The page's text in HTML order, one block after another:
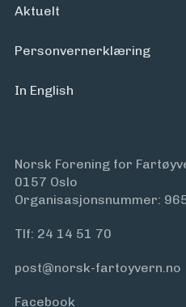
Aktuelt
Personvern­erklæring
In English
Norsk Forening for
0157 Oslo
Organisasjonsnummer:
Tlf: 24 14 51 70
post@norsk-fartoyvern.no
Facebook